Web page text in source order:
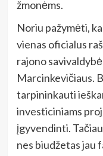
žmonėms.
Noriu pažymėti,
vienas oficialus
rajono
Marcinkevičiaus.
tarpininkauti
investiciniams
įgyvendinti.
nes biudžetas jau